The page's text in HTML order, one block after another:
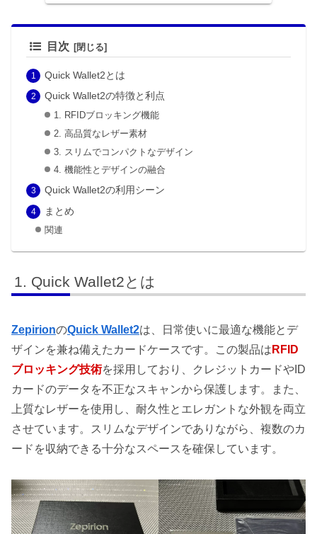
目次
Quick Wallet2とは
Quick Wallet2の特徴と利点
1. RFIDブロッキング機能
2. 高品質なレザー素材
3. スリムでコンパクトなデザイン
4. 機能性とデザインの融合
Quick Wallet2の利用シーン
まとめ
関連
Quick Wallet2とは
ZepirionのQuick Wallet2は、日常使いに最適な機能とデ
ザインを兼ね備えたカードケースです。この製品は RFID
ブロッキング技術を採用しており、クレジットカードやID
カードのデータを不正なスキャンから保護します。また、
上質なレザーを使用し、耐久性とエレガントな外観を両立
させています。スリムなデザインでありながら、複数のカ
ードを収納できる十分なスペースを確保しています。